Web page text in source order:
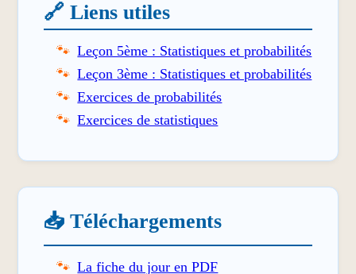
🔗 Liens utiles
Leçon 5ème : Statistiques et probabilités
Leçon 3ème : Statistiques et probabilités
Exercices de probabilités
Exercices de statistiques
📥 Téléchargements
La fiche du jour en PDF